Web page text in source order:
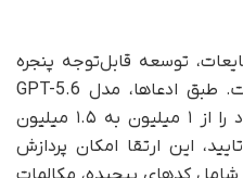
توسعه قابل‌توجه پنجره
زمینه (Context Window) است. طبق ادعاها، مدل GPT-5.6
ممکن است ظرفیت پردازش خود را از ۱ میلیون به ۱.۵ میلیون
این ارتقا امکان پردازش